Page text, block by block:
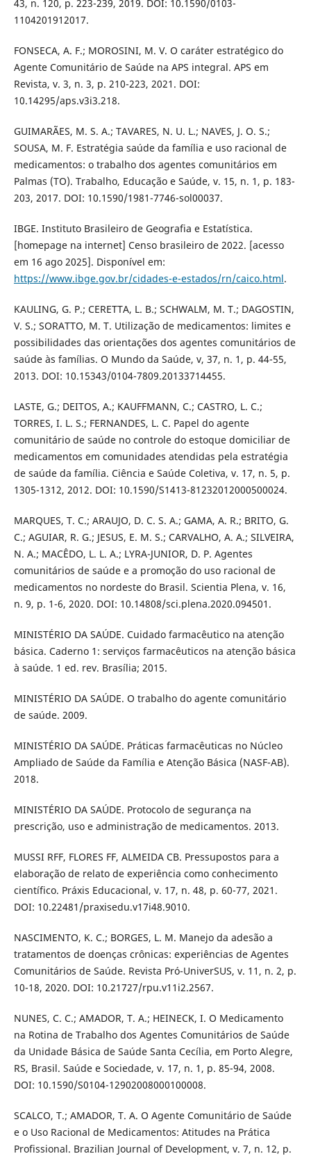
43, n. 120, p. 223-239, 2019. DOI: 10.1590/0103-
1104201912017.
FONSECA, A. F.; MOROSINI, M. V. O caráter estratégico do
Agente Comunitário de Saúde na APS integral. APS em
Revista, v. 3, n. 3, p. 210-223, 2021. DOI:
10.14295/aps.v3i3.218.
GUIMARÃES, M. S. A.; TAVARES, N. U. L.; NAVES, J. O. S.;
SOUSA, M. F. Estratégia saúde da família e uso racional de
medicamentos: o trabalho dos agentes comunitários em
Palmas (TO). Trabalho, Educação e Saúde, v. 15, n. 1, p. 183-
203, 2017. DOI: 10.1590/1981-7746-sol00037.
IBGE. Instituto Brasileiro de Geografia e Estatística.
[homepage na internet] Censo brasileiro de 2022. [acesso
em 16 ago 2025]. Disponível em:
https://www.ibge.gov.br/cidades-e-estados/rn/caico.html.
KAULING, G. P.; CERETTA, L. B.; SCHWALM, M. T.; DAGOSTIN,
V. S.; SORATTO, M. T. Utilização de medicamentos: limites e
possibilidades das orientações dos agentes comunitários de
saúde às famílias. O Mundo da Saúde, v, 37, n. 1, p. 44-55,
2013. DOI: 10.15343/0104-7809.20133714455.
LASTE, G.; DEITOS, A.; KAUFFMANN, C.; CASTRO, L. C.;
TORRES, I. L. S.; FERNANDES, L. C. Papel do agente
comunitário de saúde no controle do estoque domiciliar de
medicamentos em comunidades atendidas pela estratégia
de saúde da família. Ciência e Saúde Coletiva, v. 17, n. 5, p.
1305-1312, 2012. DOI: 10.1590/S1413-81232012000500024.
MARQUES, T. C.; ARAUJO, D. C. S. A.; GAMA, A. R.; BRITO, G.
C.; AGUIAR, R. G.; JESUS, E. M. S.; CARVALHO, A. A.; SILVEIRA,
N. A.; MACÊDO, L. L. A.; LYRA-JUNIOR, D. P. Agentes
comunitários de saúde e a promoção do uso racional de
medicamentos no nordeste do Brasil. Scientia Plena, v. 16,
n. 9, p. 1-6, 2020. DOI: 10.14808/sci.plena.2020.094501.
MINISTÉRIO DA SAÚDE. Cuidado farmacêutico na atenção
básica. Caderno 1: serviços farmacêuticos na atenção básica
à saúde. 1 ed. rev. Brasília; 2015.
MINISTÉRIO DA SAÚDE. O trabalho do agente comunitário
de saúde. 2009.
MINISTÉRIO DA SAÚDE. Práticas farmacêuticas no Núcleo
Ampliado de Saúde da Família e Atenção Básica (NASF-AB).
2018.
MINISTÉRIO DA SAÚDE. Protocolo de segurança na
prescrição, uso e administração de medicamentos. 2013.
MUSSI RFF, FLORES FF, ALMEIDA CB. Pressupostos para a
elaboração de relato de experiência como conhecimento
científico. Práxis Educacional, v. 17, n. 48, p. 60-77, 2021.
DOI: 10.22481/praxisedu.v17i48.9010.
NASCIMENTO, K. C.; BORGES, L. M. Manejo da adesão a
tratamentos de doenças crônicas: experiências de Agentes
Comunitários de Saúde. Revista Pró-UniverSUS, v. 11, n. 2, p.
10-18, 2020. DOI: 10.21727/rpu.v11i2.2567.
NUNES, C. C.; AMADOR, T. A.; HEINECK, I. O Medicamento
na Rotina de Trabalho dos Agentes Comunitários de Saúde
da Unidade Básica de Saúde Santa Cecília, em Porto Alegre,
RS, Brasil. Saúde e Sociedade, v. 17, n. 1, p. 85-94, 2008.
DOI: 10.1590/S0104-12902008000100008.
SCALCO, T.; AMADOR, T. A. O Agente Comunitário de Saúde
e o Uso Racional de Medicamentos: Atitudes na Prática
Profissional. Brazilian Journal of Development, v. 7, n. 12, p.